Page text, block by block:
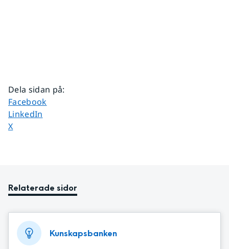
Dela sidan på:
Dela sidan på
Facebook
Dela sidan på
LinkedIn
Dela sidan på
X
Relaterade sidor
Kunskapsbanken